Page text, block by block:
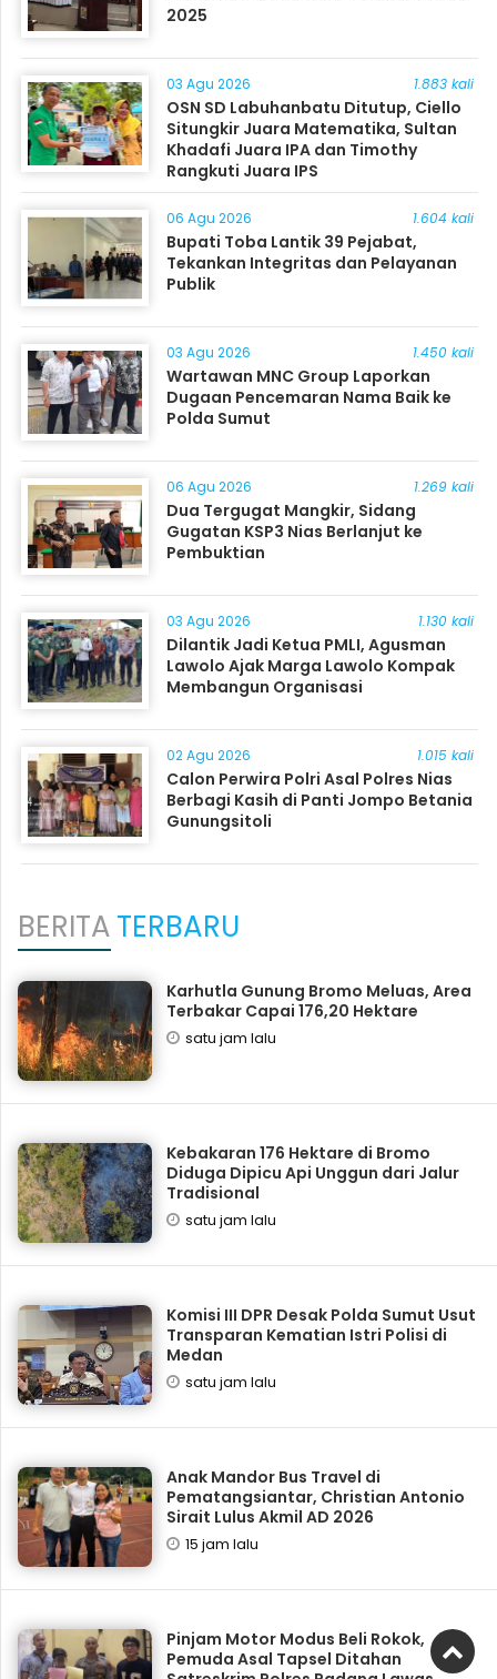
2025
03 Agu 2026 1.883 kali
OSN SD Labuhanbatu Ditutup, Ciello
Situngkir Juara Matematika, Sultan
Khadafi Juara IPA dan Timothy
Rangkuti Juara IPS
06 Agu 2026 1.604 kali
Bupati Toba Lantik 39 Pejabat,
Tekankan Integritas dan Pelayanan
Publik
03 Agu 2026 1.450 kali
Wartawan MNC Group Laporkan
Dugaan Pencemaran Nama Baik ke
Polda Sumut
06 Agu 2026 1.269 kali
Dua Tergugat Mangkir, Sidang
Gugatan KSP3 Nias Berlanjut ke
Pembuktian
03 Agu 2026 1.130 kali
Dilantik Jadi Ketua PMLI, Agusman
Lawolo Ajak Marga Lawolo Kompak
Membangun Organisasi
02 Agu 2026 1.015 kali
Calon Perwira Polri Asal Polres Nias
Berbagi Kasih di Panti Jompo Betania
Gunungsitoli
BERITATERBARU
Karhutla Gunung Bromo Meluas, Area
Terbakar Capai 176,20 Hektare
satu jam lalu
Kebakaran 176 Hektare di Bromo
Diduga Dipicu Api Unggun dari Jalur
Tradisional
satu jam lalu
Komisi III DPR Desak Polda Sumut Usut
Transparan Kematian Istri Polisi di
Medan
satu jam lalu
Anak Mandor Bus Travel di
Pematangsiantar, Christian Antonio
Sirait Lulus Akmil AD 2026
15 jam lalu
Pinjam Motor Modus Beli Rokok,
Pemuda Asal Tapsel Ditahan